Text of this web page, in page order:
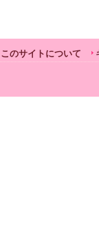
このサイトについて